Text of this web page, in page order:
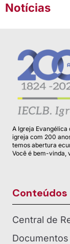
Notícias
A Igreja Evangélica
igreja com 200
temos abertura
Você é bem-vinda,
Conteúdos
Central de